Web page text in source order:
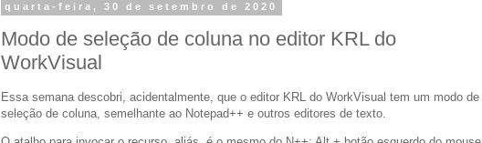
quarta-feira, 30 de setembro de 2020
Modo de seleção de coluna no editor KRL do
WorkVisual
Essa semana descobri, acidentalmente, que o editor KRL do WorkVisual tem um modo de
seleção de coluna, semelhante ao Notepad++ e outros editores de texto.